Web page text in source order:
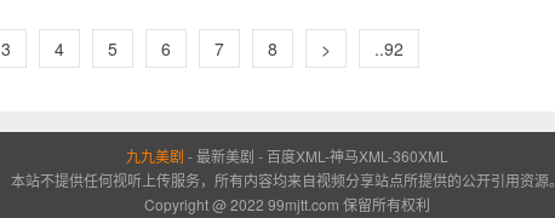
3 4 5 6 7 8 > ..92
九九美剧 -最新美剧 - 百度XML -神马XML -360XML
本站不提供任何视听上传服务，所有内容均来自视频分享站点所提供的公开引用资源。
Copyright @ 2022 99mjtt.com 保留所有权利